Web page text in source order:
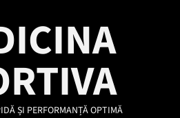
ȘI PERFORMANȚĂ OPTIMĂ